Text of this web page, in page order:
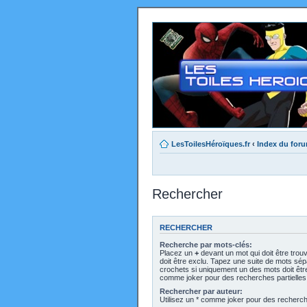
LesToilesHéroïques.fr ‹ Index du
Rechercher
RECHERCHER
Recherche par mots-clés:
Placez un + devant un mot qui doit être
doit être exclu. Tapez une suite de mots
crochets si uniquement un des mots doit
comme joker pour des recherches
Rechercher par auteur:
Utilisez un * comme joker pour des